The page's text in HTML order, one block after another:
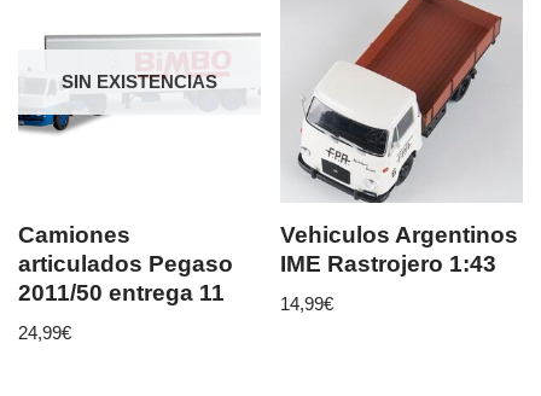
SIN EXISTENCIAS
Camiones
articulados Pegaso
2011/50 entrega 11
24,99€
Vehiculos Argentinos
IME Rastrojero 1:43
14,99€